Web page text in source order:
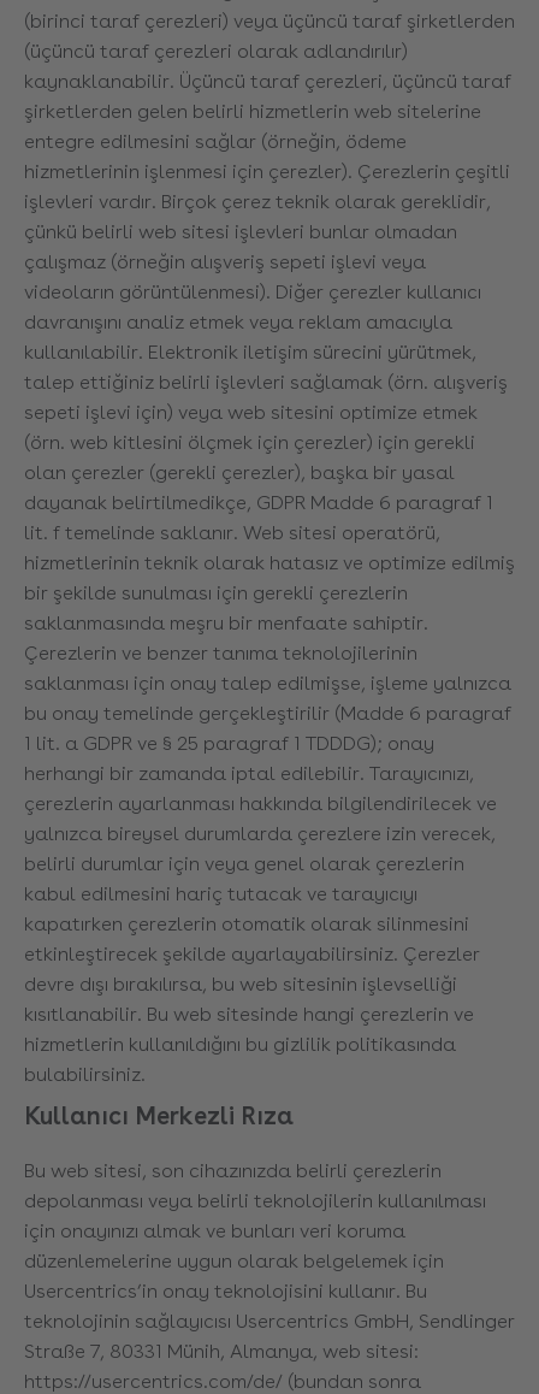
(birinci taraf çerezleri) veya üçüncü taraf şirketlerden
(üçüncü taraf çerezleri olarak adlandırılır)
kaynaklanabilir. Üçüncü taraf çerezleri, üçüncü taraf
şirketlerden gelen belirli hizmetlerin web sitelerine
entegre edilmesini sağlar (örneğin, ödeme
hizmetlerinin işlenmesi için çerezler). Çerezlerin çeşitli
işlevleri vardır. Birçok çerez teknik olarak gereklidir,
çünkü belirli web sitesi işlevleri bunlar olmadan
çalışmaz (örneğin alışveriş sepeti işlevi veya
videoların görüntülenmesi). Diğer çerezler kullanıcı
davranışını analiz etmek veya reklam amacıyla
kullanılabilir. Elektronik iletişim sürecini yürütmek,
talep ettiğiniz belirli işlevleri sağlamak (örn. alışveriş
sepeti işlevi için) veya web sitesini optimize etmek
(örn. web kitlesini ölçmek için çerezler) için gerekli
olan çerezler (gerekli çerezler), başka bir yasal
dayanak belirtilmedikçe, GDPR Madde 6 paragraf 1
lit. f temelinde saklanır. Web sitesi operatörü,
hizmetlerinin teknik olarak hatasız ve optimize edilmiş
bir şekilde sunulması için gerekli çerezlerin
saklanmasında meşru bir menfaate sahiptir.
Çerezlerin ve benzer tanıma teknolojilerinin
saklanması için onay talep edilmişse, işleme yalnızca
bu onay temelinde gerçekleştirilir (Madde 6 paragraf
1 lit. a GDPR ve § 25 paragraf 1 TDDDG); onay
herhangi bir zamanda iptal edilebilir. Tarayıcınızı,
çerezlerin ayarlanması hakkında bilgilendirilecek ve
yalnızca bireysel durumlarda çerezlere izin verecek,
belirli durumlar için veya genel olarak çerezlerin
kabul edilmesini hariç tutacak ve tarayıcıyı
kapatırken çerezlerin otomatik olarak silinmesini
etkinleştirecek şekilde ayarlayabilirsiniz. Çerezler
devre dışı bırakılırsa, bu web sitesinin işlevselliği
kısıtlanabilir. Bu web sitesinde hangi çerezlerin ve
hizmetlerin kullanıldığını bu gizlilik politikasında
bulabilirsiniz.
Kullanıcı Merkezli Rıza
Bu web sitesi, son cihazınızda belirli çerezlerin
depolanması veya belirli teknolojilerin kullanılması
için onayınızı almak ve bunları veri koruma
düzenlemelerine uygun olarak belgelemek için
Usercentrics’in onay teknolojisini kullanır. Bu
teknolojinin sağlayıcısı Usercentrics GmbH, Sendlinger
Straße 7, 80331 Münih, Almanya, web sitesi:
https://usercentrics.com/de/ (bundan sonra